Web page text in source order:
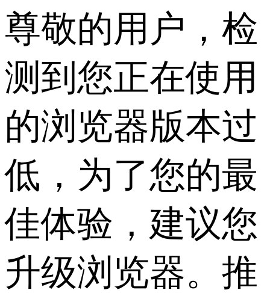
尊敬的用户，检
测到您正在使用
的浏览器版本过
低，为了您的最
佳体验，建议您
升级浏览器。推